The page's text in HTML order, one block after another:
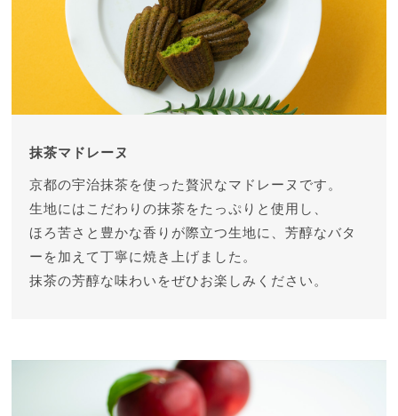
抹茶マドレーヌ
京都の宇治抹茶を使った贅沢なマドレーヌです。
生地にはこだわりの抹茶をたっぷりと使用し、
ほろ苦さと豊かな香りが際立つ生地に、芳醇なバタ
ーを加えて丁寧に焼き上げました。
抹茶の芳醇な味わいをぜひお楽しみください。